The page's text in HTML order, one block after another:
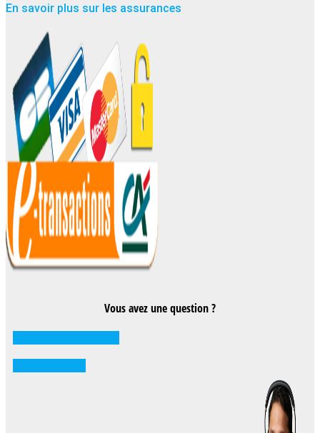
En savoir plus sur les assurances
Vous avez une question ?